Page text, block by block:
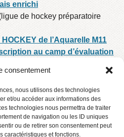
consentement
nous utilisons des technologies
et/ou accéder aux informations des
technologies nous permettra de traiter
de navigation ou les ID uniques
ou de retirer son consentement peut
caractéristiques et fonctions.
enrichi
de hockey préparatoire
de l’Aquarelle M11
au camp d’évaluation
2026 à 17h45 / 4 mars à
de l’Aquarelle M12
camp de sélection a
lieu en janvier.